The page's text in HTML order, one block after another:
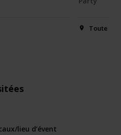
Toute la
lieu d’évent